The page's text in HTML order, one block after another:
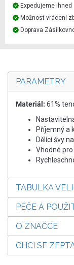
Expedujeme ihned
Možnost vrácení
Doprava
PARAMETRY
Materiál: 61%
Příjemný a
Dělící švy
Vhodné
TABULKA
PÉČE A
O ZNAČCE
CHCI SE